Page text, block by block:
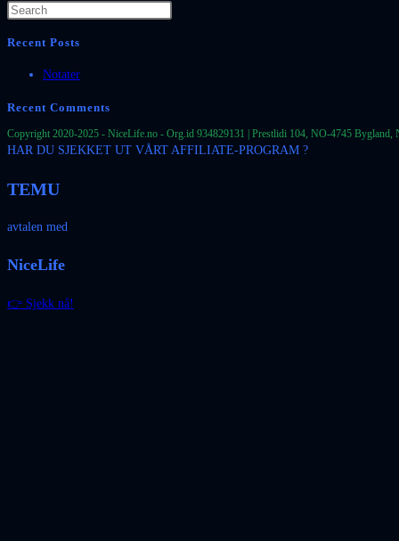
Recent Posts
Notater
Recent Comments
Copyright 2020-2025 - NiceLife.no - Org.id 934829131 | Prestlidi 104, NO-4745
HAR DU SJEKKET UT VÅRT AFFILIATE-PROGRAM ?
TEMU
avtalen med
NiceLife
👉 Sjekk nå!